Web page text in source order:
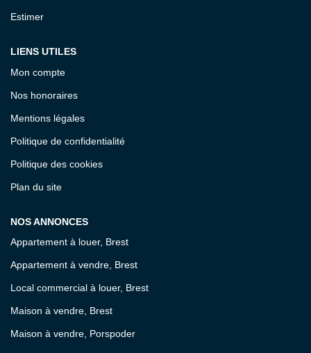
Estimer
LIENS UTILES
Mon compte
Nos honoraires
Mentions légales
Politique de confidentialité
Politique des cookies
Plan du site
NOS ANNONCES
Appartement à louer, Brest
Appartement à vendre, Brest
Local commercial à louer, Brest
Maison à vendre, Brest
Maison à vendre, Porspoder